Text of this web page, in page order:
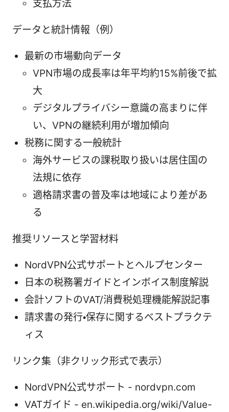
支払方法
データと統計情報（例）
最新の市場動向データ
VPN市場の成長率は年平均約15%前後で拡
大
デジタルプライバシー意識の高まりに伴
い、VPNの継続利用が増加傾向
税務に関する一般統計
海外サービスの課税取り扱いは居住国の
法規に依存
適格請求書の普及率は地域により差があ
る
推奨リソースと学習材料
NordVPN公式サポートとヘルプセンター
日本の税務署ガイドとインボイス制度解説
会計ソフトのVAT/消費税処理機能解説記事
請求書の発行・保存に関するベストプラクテ
ィス
リンク集（非クリック形式で表示）
NordVPN公式サポート - nordvpn.com
VATガイド - en.wikipedia.org/wiki/Value-